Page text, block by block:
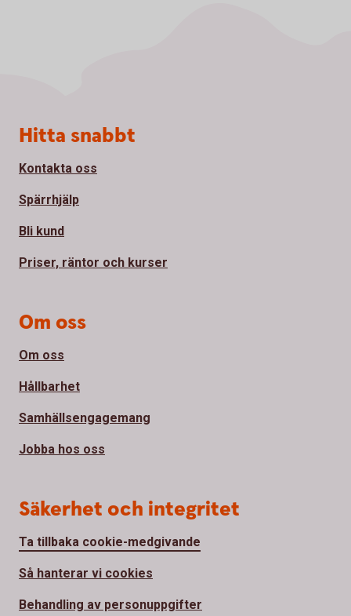
Sidfot
Hitta snabbt
Kontakta oss
Spärrhjälp
Bli kund
Priser, räntor och kurser
Om oss
Om oss
Hållbarhet
Samhällsengagemang
Jobba hos oss
Säkerhet och integritet
Ta tillbaka cookie-medgivande
Så hanterar vi cookies
Behandling av personuppgifter